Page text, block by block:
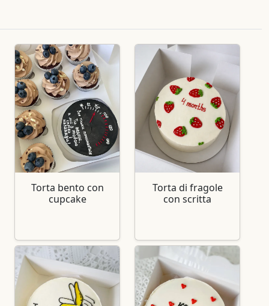
Torta bento con
cupcake
Torta di fragole
con scritta